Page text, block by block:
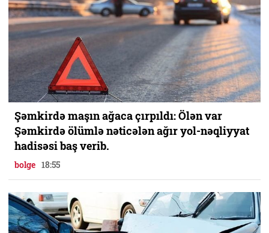
Şəmkirdə maşın ağaca çırpıldı: Ölən var
Şəmkirdə ölümlə nəticələn ağır yol-nəqliyyat
hadisəsi baş verib.
bolge 18:55